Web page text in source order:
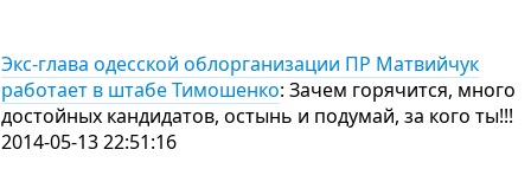
Экс-глава одесской облорганизации ПР Матвийчук
работает в штабе Тимошенко: Зачем горячится, много
достойных кандидатов, остынь и подумай, за кого ты!!!
2014-05-13 22:51:16